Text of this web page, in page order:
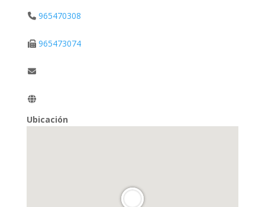
965470308
965473074
Ubicación